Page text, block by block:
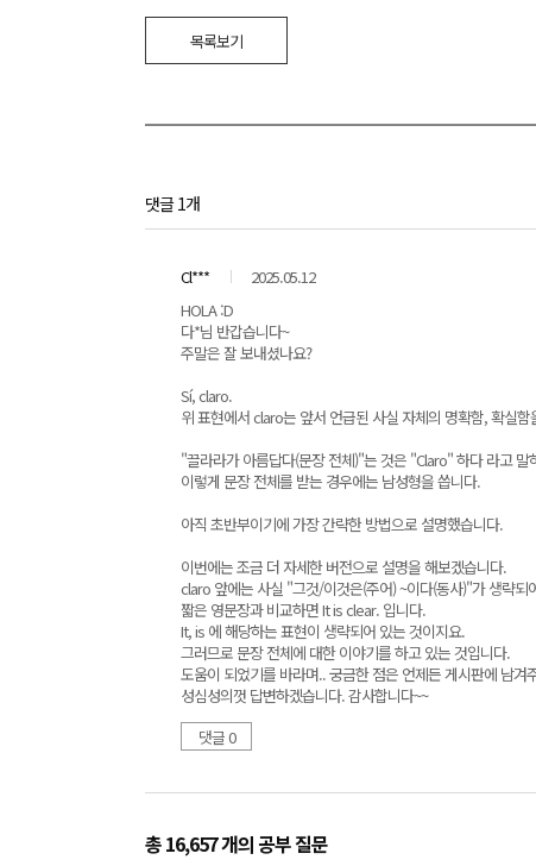
목록보기
댓글 1개
Cl***
2025.05.12
HOLA :D
다*님 반갑습니다~
주말은 잘 보내셨나요?
Sí, claro.
위 표현에서 claro는 앞서 언급된 사실 자체의 명확함, 확실함
"끌라라가 아름답다(문장 전체)"는 것은 "Claro" 하다 라고 말
이렇게 문장 전체를 받는 경우에는 남성형을 씁니다.
아직 초반부이기에 가장 간략한 방법으로 설명했습니다.
이번에는 조금 더 자세한 버전으로 설명을 해보겠습니다.
claro 앞에는 사실 "그것/이것은(주어) ~이다(동사)"가 생략되
짧은 영문장과 비교하면 It is clear. 입니다.
It, is 에 해당하는 표현이 생략되어 있는 것이지요.
그러므로 문장 전체에 대한 이야기를 하고 있는 것입니다.
도움이 되었기를 바라며.. 궁금한 점은 언제든 게시판에 남겨
성심성의껏 답변하겠습니다. 감사합니다~~
댓글 0
총 16,657 개의 공부 질문